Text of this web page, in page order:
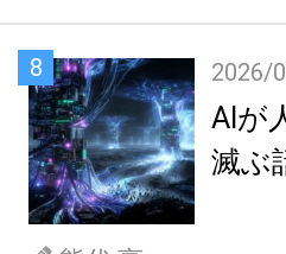
8 2026/
AIが
滅ぶ